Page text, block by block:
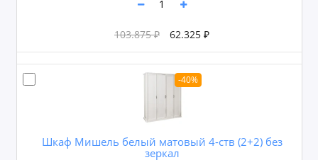
103.875 ₽ 62.325 ₽
-40%
Шкаф Мишель белый матовый 4-ств (2+2) без
зеркал